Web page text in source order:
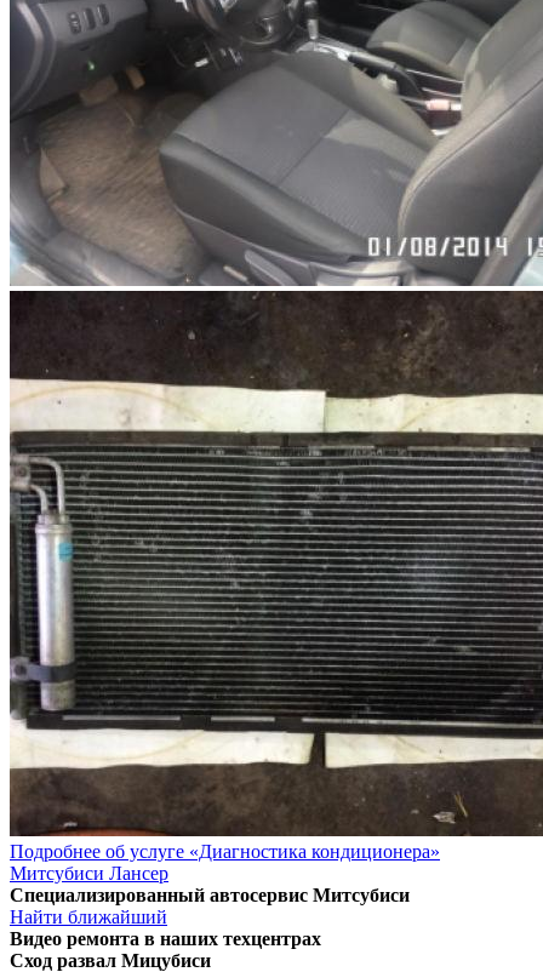
Подробнее об услуге «Диагностика кондиционера»
Митсубиси Лансер
Специализированный автосервис Митсубиси
Найти ближайший
Видео ремонта в наших техцентрах
Сход развал Мицубиси